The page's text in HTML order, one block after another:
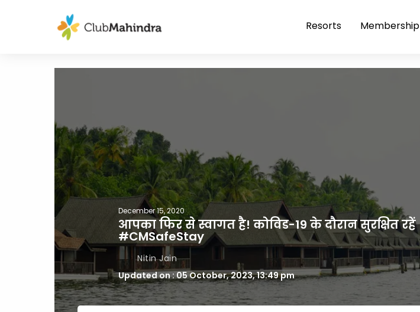
Resorts Membership
December 15, 2020
आपका फिर से स्वागत है! कोविड-19 के दौरान सुरक्षित रहें
#CMSafeStay
Nitin Jain
Updated on : 05 October, 2023, 13:49 pm